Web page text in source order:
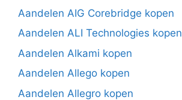
Aandelen AIG Corebridge kopen
Aandelen ALI Technologies kopen
Aandelen Alkami kopen
Aandelen Allego kopen
Aandelen Allegro kopen